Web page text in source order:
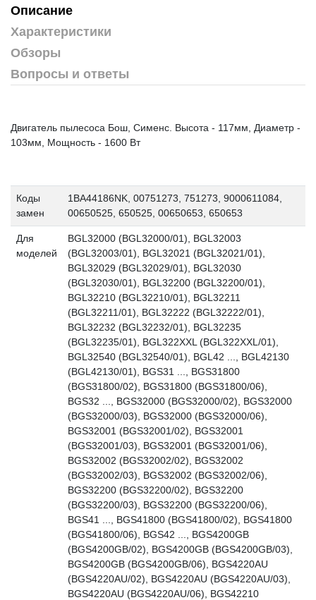
Описание
Характеристики
Обзоры
Вопросы и ответы
Двигатель пылесоса Бош, Сименс. Высота - 117мм, Диаметр -
103мм, Мощность - 1600 Вт
Коды
замен
1BA44186NK, 00751273, 751273, 9000611084,
00650525, 650525, 00650653, 650653
Для
моделей
BGL32000 (BGL32000/01), BGL32003
(BGL32003/01), BGL32021 (BGL32021/01),
BGL32029 (BGL32029/01), BGL32030
(BGL32030/01), BGL32200 (BGL32200/01),
BGL32210 (BGL32210/01), BGL32211
(BGL32211/01), BGL32222 (BGL32222/01),
BGL32232 (BGL32232/01), BGL32235
(BGL32235/01), BGL322XXL (BGL322XXL/01),
BGL32540 (BGL32540/01), BGL42 ..., BGL42130
(BGL42130/01), BGS31 ..., BGS31800
(BGS31800/02), BGS31800 (BGS31800/06),
BGS32 ..., BGS32000 (BGS32000/02), BGS32000
(BGS32000/03), BGS32000 (BGS32000/06),
BGS32001 (BGS32001/02), BGS32001
(BGS32001/03), BGS32001 (BGS32001/06),
BGS32002 (BGS32002/02), BGS32002
(BGS32002/03), BGS32002 (BGS32002/06),
BGS32200 (BGS32200/02), BGS32200
(BGS32200/03), BGS32200 (BGS32200/06),
BGS41 ..., BGS41800 (BGS41800/02), BGS41800
(BGS41800/06), BGS42 ..., BGS4200GB
(BGS4200GB/02), BGS4200GB (BGS4200GB/03),
BGS4200GB (BGS4200GB/06), BGS4220AU
(BGS4220AU/02), BGS4220AU (BGS4220AU/03),
BGS4220AU (BGS4220AU/06), BGS42210